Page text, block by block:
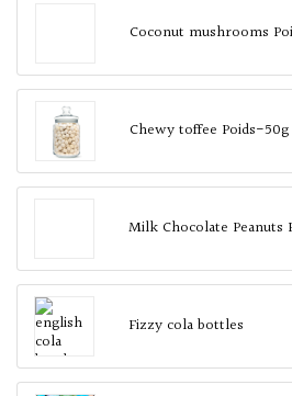
Coconut mushrooms
Chewy toffee Poids-50g
Milk Chocolate Peanuts
Fizzy cola bottles